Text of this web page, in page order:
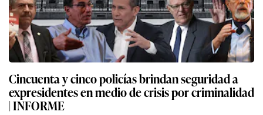
Cincuenta y cinco policías brindan seguridad a
expresidentes en medio de crisis por criminalidad
| INFORME